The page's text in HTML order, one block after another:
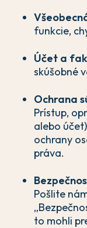
funkcie,
Účet a
skúšobné
Ochrana
Prístup,
alebo
ochrany
práva.
Pošlite
to mohli